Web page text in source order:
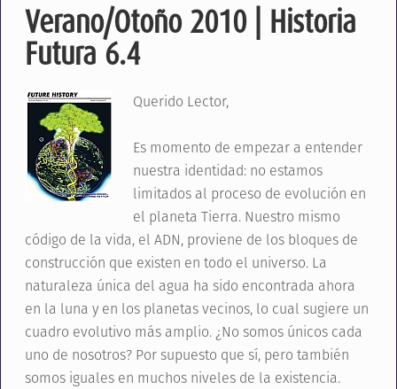
Verano/Otoño 2010 | Historia
Futura 6.4
Querido Lector,
Es momento de empezar a entender
nuestra identidad: no estamos
limitados al proceso de evolución en
el planeta Tierra. Nuestro mismo
código de la vida, el ADN, proviene de los bloques de
construcción que existen en todo el universo. La
naturaleza única del agua ha sido encontrada ahora
en la luna y en los planetas vecinos, lo cual sugiere un
cuadro evolutivo más amplio. ¿No somos únicos cada
uno de nosotros? Por supuesto que sí, pero también
somos iguales en muchos niveles de la existencia.